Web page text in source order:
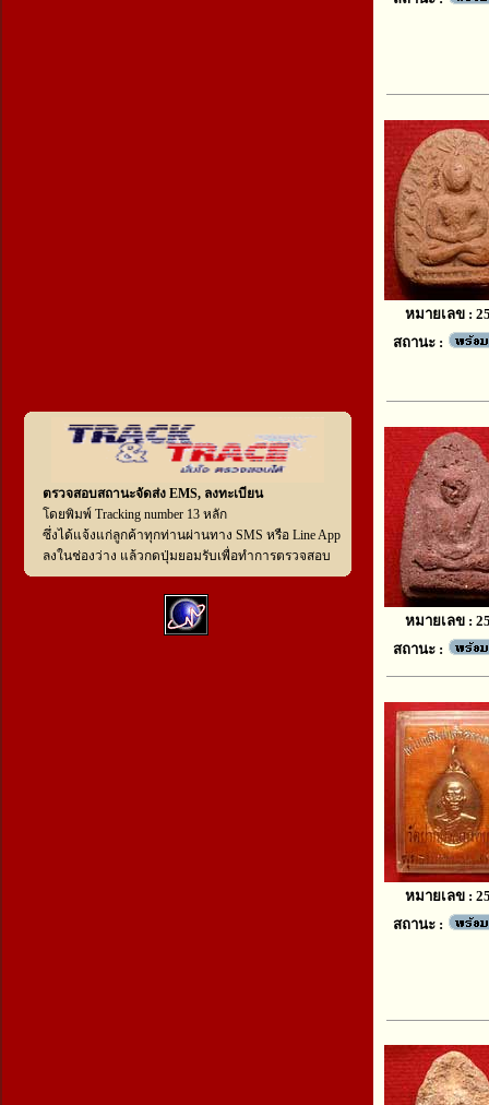
ตรวจสอบสถานะจัดส่ง EMS, ลงทะเบียน
โดยพิมพ์ Tracking number 13 หลัก
ซึ่งได้แจ้งแก่ลูกค้าทุกท่านผ่านทาง SMS หรือ Line App
ลงในช่องว่าง แล้วกดปุ่มยอมรับเพื่อทำการตรวจสอบ
หมายเลข :
สถานะ :
หมายเลข :
สถานะ :
หมายเลข :
สถานะ :